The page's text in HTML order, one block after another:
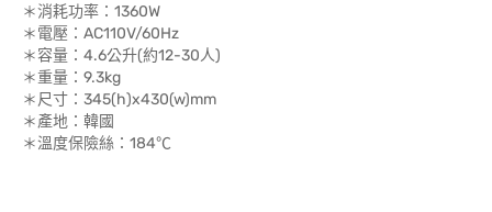
＊消耗功率：1360W
＊電壓：AC110V/60Hz
＊容量：4.6公升(約12-30人)
＊重量：9.3kg
＊尺寸：345(h)x430(w)mm
＊產地：韓國
＊溫度保險絲：184℃